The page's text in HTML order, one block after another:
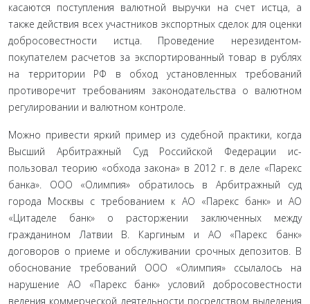
касаются поступления валютной выручки на счет ист­ца, а
также действия всех участников экспортных сделок для оценки
добросовестности истца. Проведение нерезидентом-
покупателем расчетов за экспортированный товар в рублях
на территории РФ в обход установленных требований
противо­речит требованиям законодательства о валютном
регулирова­нии и валютном контроле.
Можно привести яркий пример из судебной практики, когда
Высший Арбитражный Суд Российской Федерации ис­
пользовал теорию «обхода закона» в 2012 г. в деле «Парекс
бан­ка». ООО «Олимпия» обратилось в Арбитражный суд
города Москвы с требованием к АО «Парекс банк» и АО
«Цитаделе банк» о расторжении заключенных между
гражданином Лат­вии В. Каргиным и АО «Парекс банк»
договоров о приеме и обслуживании срочных депозитов. В
обоснование требований ООО «Олимпия» ссылалось на
нарушение АО «Парекс банк» условий добросовестности
ведения коммерческой деятельно­сти посредством выделения